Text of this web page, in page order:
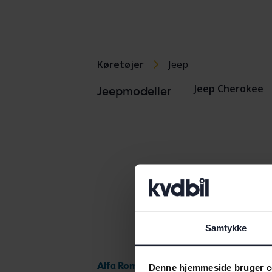
Samtykke
Denne hjemmeside bruger
Køretøjer Jeep
Jeepmodeller Jeep Cherokee
Alfa Romeo